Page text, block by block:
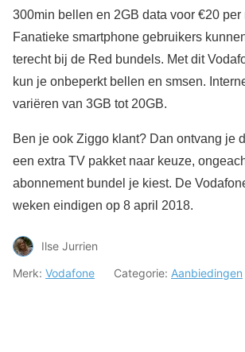
300min bellen en 2GB data voor €20 per
Fanatieke smartphone gebruikers
terecht bij de Red bundels. Met dit
kun je onbeperkt bellen en smsen.
variëren van 3GB tot 20GB.
Ben je ook Ziggo klant? Dan ontvang je
een extra TV pakket naar keuze,
abonnement bundel je kiest. De
weken eindigen op 8 april 2018.
Ilse Jurrien
Merk: Vodafone Categorie: Aanbiedingen